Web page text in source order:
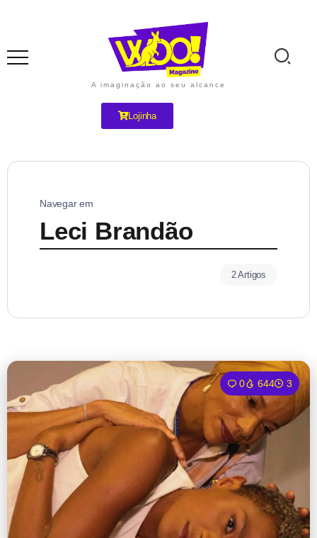
A imaginação ao seu alcance
Lojinha
Navegar em
Leci Brandão
2 Artigos
0 644 3